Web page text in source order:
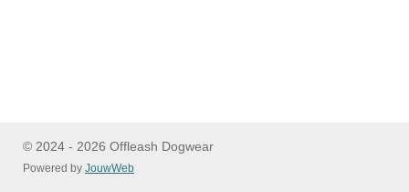
© 2024 - 2026 Offleash Dogwear
Powered by JouwWeb